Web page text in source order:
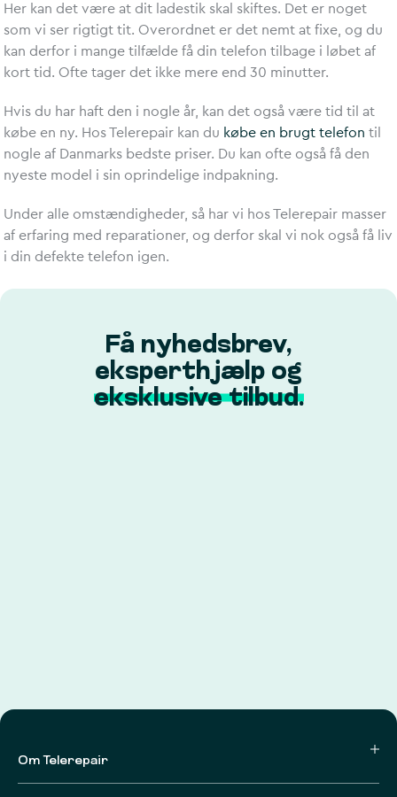
Her kan det være at dit ladestik skal skiftes. Det er noget
som vi ser rigtigt tit. Overordnet er det nemt at fixe, og du
kan derfor i mange tilfælde få din telefon tilbage i løbet af
kort tid. Ofte tager det ikke mere end 30 minutter.
Hvis du har haft den i nogle år, kan det også være tid til at
købe en ny. Hos Telerepair kan du købe en brugt telefon til
nogle af Danmarks bedste priser. Du kan ofte også få den
nyeste model i sin oprindelige indpakning.
Under alle omstændigheder, så har vi hos Telerepair masser
af erfaring med reparationer, og derfor skal vi nok også få liv
i din defekte telefon igen.
Få nyhedsbrev,
eksperthjælp og
eksklusive tilbud.
Om Telerepair